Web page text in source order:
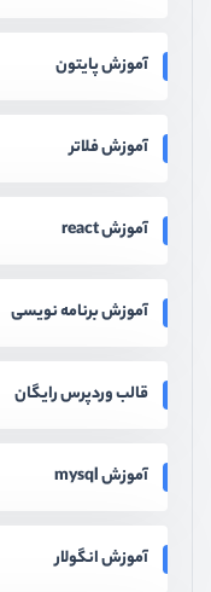
آموزش پایتون
آموزش فلاتر
آموزش react
آموزش برنامه نویسی
قالب وردپرس رایگان
آموزش mysql
آموزش انگولار